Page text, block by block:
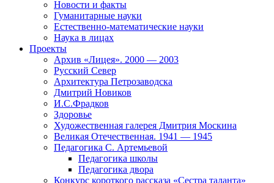
Новости и факты
Гуманитарные науки
Естественно-математические науки
Наука в лицах
Проекты
Архив «Лицея». 2000 — 2003
Русский Север
Архитектура Петрозаводска
Дмитрий Новиков
И.С.Фрадков
Здоровье
Художественная галерея Дмитрия Москина
Великая Отечественная. 1941 — 1945
Педагогика С. Артемьевой
Педагогика школы
Педагогика двора
Конкурс короткого рассказа «Сестра таланта»